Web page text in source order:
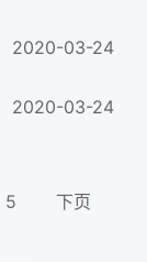
2020-03-24
2020-03-24
5
下页